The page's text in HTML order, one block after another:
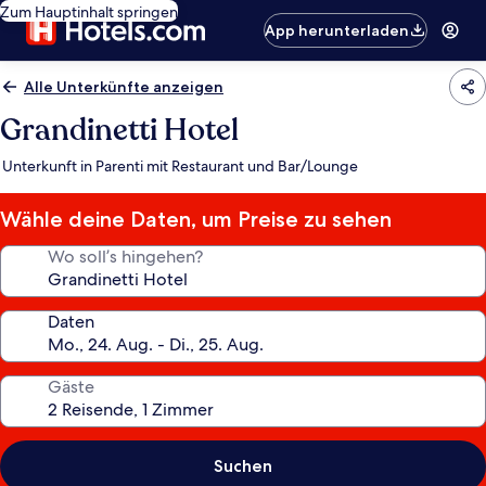
Zum Hauptinhalt springen
App herunterladen
Alle Unterkünfte anzeigen
Grandinetti Hotel
Unterkunft in Parenti mit Restaurant und Bar/Lounge
Wähle deine Daten, um Preise zu sehen
Wo soll’s hingehen?
Daten
Gäste
Suchen